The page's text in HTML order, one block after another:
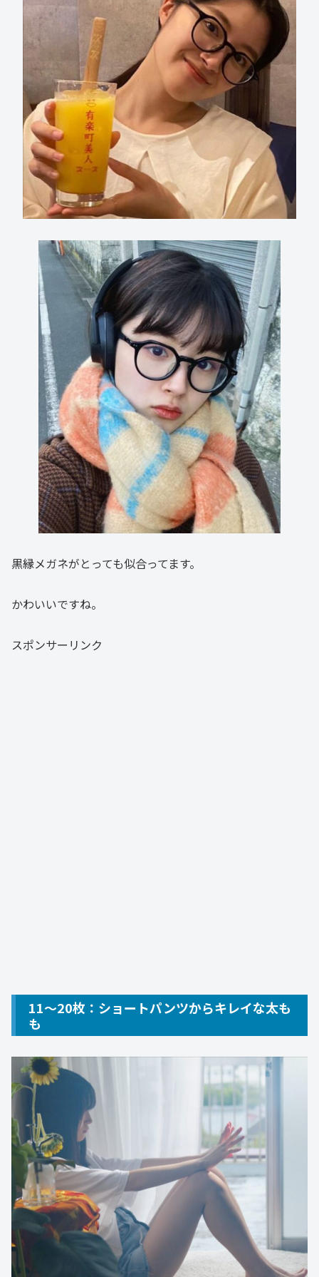
黒縁メガネがとっても似合ってます。
かわいいですね。
スポンサーリンク
11～20枚：ショートパンツからキレイな太も
も